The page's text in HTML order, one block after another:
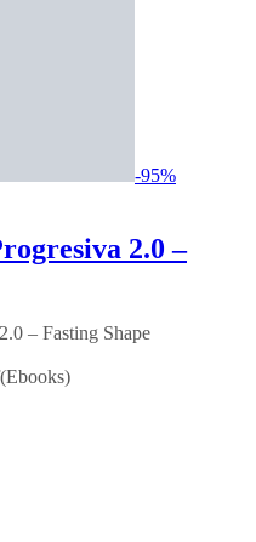
-95%
2.0 –
– Fasting Shape